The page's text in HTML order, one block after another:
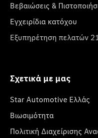
Βεβαιώσεις &
Εγχειρίδια κατόχου
Εξυπηρέτηση πελατών
Σχετικά με μας
Star Automotive Ελλάς
Βιωσιμότητα
Πολιτική Διαχείρισης